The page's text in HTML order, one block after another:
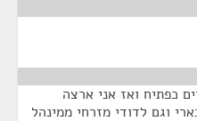
כפתיח ואז אני ארצה
וגם לדודי מזרחי ממינהל